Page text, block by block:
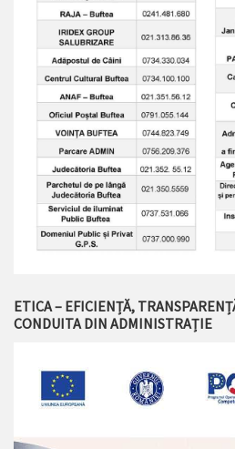
ETICA – EFICIENȚĂ,
CONDUITA DIN ADMINISTRAȚIE